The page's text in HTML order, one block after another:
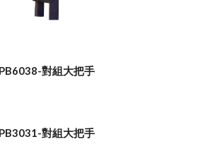
PB6038-對組大把手
PB3031-對組大把手